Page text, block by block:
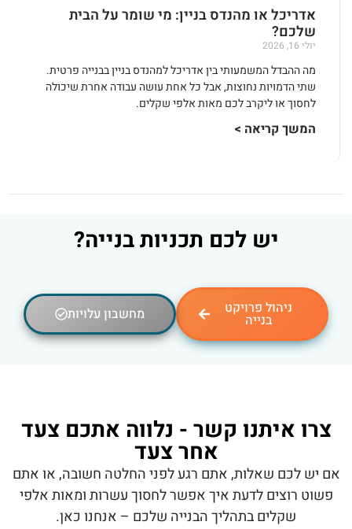
אדריכל או מהנדס בניין: מי שומר על הבית
שלכם?
יולי 16, 2026
מה ההבדל המשמעותי בין אדריכל למהנדס בניין בבנייה פרטית.
שתי הדמויות נחוצות, אבל כל אחת עושה עבודה אחרת שיכולה
לחסוך או ליקרב לכם מאות אלפי שקלים.
המשך קריאה >
יש לכם תכניות בנייה?
ניהול פרויקט
בנייה מחשבון עלויות
צרו איתנו קשר - נלווה אתכם צעד
אחר צעד
אם יש לכם שאלות, אתם רגע לפני החלטה חשובה, או אתם
פשוט רוצים לדעת איך אפשר לחסוך עשרות ומאות אלפי
שקלים בתהליך הבנייה שלכם – אנחנו כאן.